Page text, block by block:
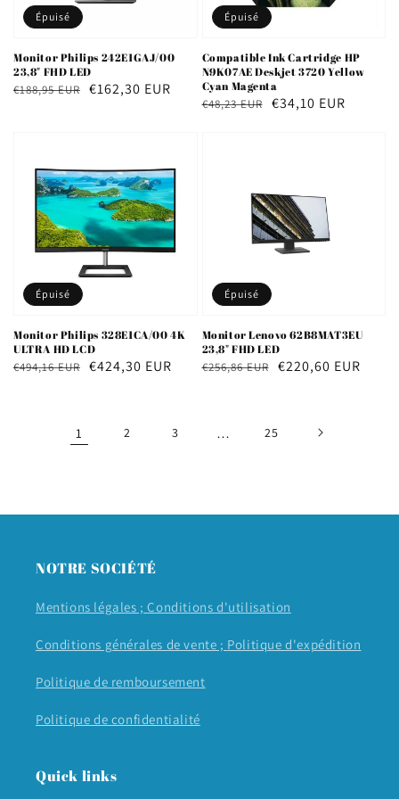
Monitor Philips 242E1GAJ/00
23,8" FHD LED
Prix
€188,95 EUR
Prix
€162,30 EUR
Épuisé
Compatible Ink Cartridge HP
N9K07AE Deskjet 3720 Yellow
Cyan Magenta
Prix
€48,23 EUR
Prix
€34,10 EUR
Épuisé
Monitor Philips 328E1CA/00 4K
ULTRA HD LCD
Prix
€494,16 EUR
Prix
€424,30 EUR
Épuisé
Monitor Lenovo 62B8MAT3EU
23,8" FHD LED
Prix
€256,86 EUR
Prix
€220,60 EUR
Épuisé
1 2 3 … 25
NOTRE SOCIÉTÉ
Mentions légales ;Conditions d'utilisation
Conditions générales de vente ; Politique d'expédition
Politique de remboursement
Politique de confidentialité
Quick links